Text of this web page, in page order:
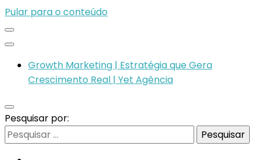
Pular para o conteúdo
Growth Marketing | Estratégia que Gera
Crescimento Real | Yet Agência
Pesquisar por: